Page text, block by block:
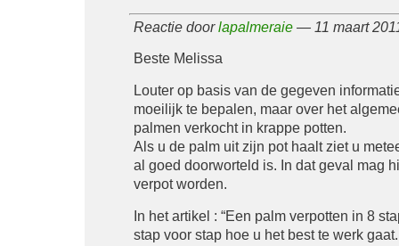
Reactie doorlapalmeraie— 11 maart
Beste Melissa
Louter op basis van de gegeven
moeilijk te bepalen, maar over het
palmen verkocht in krappe potten.
Als u de palm uit zijn pot haalt ziet u
al goed doorworteld is. In dat geval mag
verpot worden.
In het artikel : “Een palm verpotten in 8
stap voor stap hoe u het best te werk gaat.